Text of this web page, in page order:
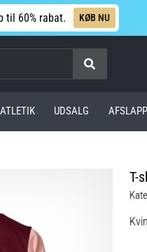
til 60% rabat. KØB NU
ATLETIK UDSALG
T-